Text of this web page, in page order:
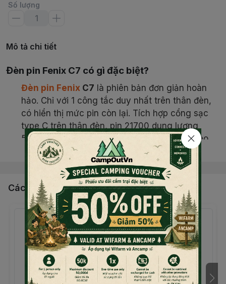
Số lượng
Mô tả chi tiết
Đèn pin Fenix C7 có gì đặc biệt?
Đèn pin Fenix C7 là phiên bản đơn giản hoàn
hảo. Chỉ với 1 công tắc duy nhất trên thân đèn,
có hiển thị mức pin còn lại. Tích hợp cổng sạc
type C trên thân đèn, pin 21700 dung lượng
5000mah. Tích hợp đế nam châm, có thể treo
đèn ở mọi vị trí để thao tác rảnh tay.
Đèn sử dụng pin 21700 5000mah.
Thânđèn pin Fenix C7được làm từ hợp kim
nhôm A6061-T6 cho thân đèn nhẹ nhưng vẫn
đảm bảo đủ độ cứng chắc. Lớp hoàn thiện HAIII
chống mài mòn và hạn chế hư hại khi rơi rớt, va
đập.
Đèn pin Fenix C7 có thể hoạt động tốt trong
các điều kiện nhiệt độ, thời tiết nhờ khả năng tản
nhiệt tốt.
Đọc thêm nội dung
Các sản phẩm, dịch vụ khác